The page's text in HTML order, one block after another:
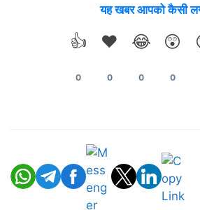
यह खबर आपको कैसी
👍
0
❤️
0
😂
0
😲
0